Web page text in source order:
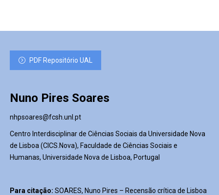
PDF Repositório UAL
Nuno Pires Soares
nhpsoares@fcsh.unl.pt
Centro Interdisciplinar de Ciências Sociais da Universidade Nova
de Lisboa (CICS.Nova), Faculdade de Ciências Sociais e
Humanas, Universidade Nova de Lisboa, Portugal
Para citação: SOARES, Nuno Pires – Recensão crítica de Lisboa